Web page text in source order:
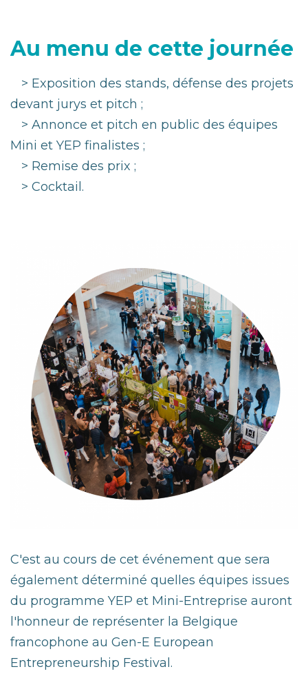
Au menu de cette journée
> Exposition des stands, défense des projets
devant jurys et pitch ;
> Annonce et pitch en public des équipes
Mini et YEP finalistes ;
> Remise des prix ;
> Cocktail.
C'est au cours de cet événement que sera
également déterminé quelles équipes issues
du programme YEP et Mini-Entreprise auront
l'honneur de représenter la Belgique
francophone au Gen-E European
Entrepreneurship Festival.